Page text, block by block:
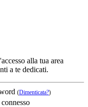
alla tua area
a te dedicati.
(Dimenticata?)